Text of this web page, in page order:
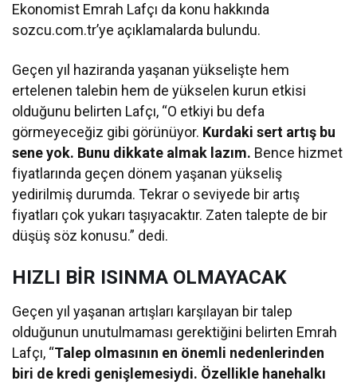
Ekonomist Emrah Lafçı da konu hakkında
sozcu.com.tr’ye açıklamalarda bulundu.
Geçen yıl haziranda yaşanan yükselişte hem
ertelenen talebin hem de yükselen kurun etkisi
olduğunu belirten Lafçı, “O etkiyi bu defa
görmeyeceğiz gibi görünüyor. Kurdaki sert artış bu
sene yok. Bunu dikkate almak lazım. Bence hizmet
fiyatlarında geçen dönem yaşanan yükseliş
yedirilmiş durumda. Tekrar o seviyede bir artış
fiyatları çok yukarı taşıyacaktır. Zaten talepte de bir
düşüş söz konusu.” dedi.
HIZLI BİR ISINMA OLMAYACAK
Geçen yıl yaşanan artışları karşılayan bir talep
olduğunun unutulmaması gerektiğini belirten Emrah
Lafçı, “Talep olmasının en önemli nedenlerinden
biri de kredi genişlemesiydi. Özellikle hanehalkı